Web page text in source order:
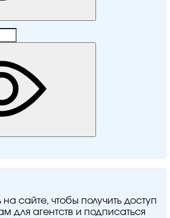
сайте, чтобы получить доступ
для агентств и подписаться